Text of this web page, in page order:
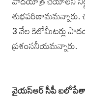
శుభపరిణామమన్నారు.
3 వేల కిలోమీటర్లు
ప్రశంసనీయమన్నారు.
వైయస్ఆర్ సీపీ